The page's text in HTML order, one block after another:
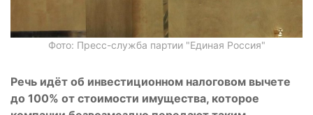
Фото: Пресс-служба партии "Единая Россия"
Речь идёт об инвестиционном налоговом вычете
до 100% от стоимости имущества, которое